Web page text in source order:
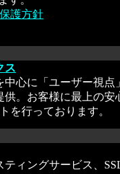
護方針
ス
心に「ユーザー視点
。お客様に最上の安
を行っております。
ティングサービス、